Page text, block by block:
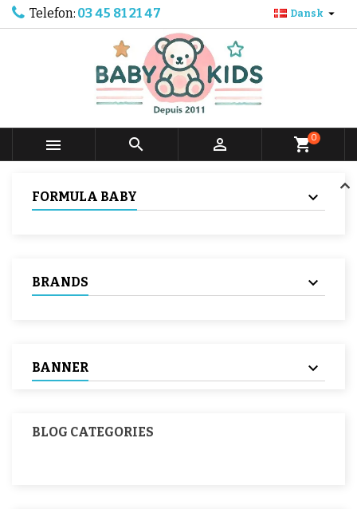
Telefon: 03 45 81 21 47 Dansk 
   shopping_cart0
FORMULA BABY
BRANDS
BANNER
BLOG CATEGORIES